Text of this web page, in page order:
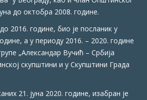
до октобра 2008. године.
2016. године, био је посланик у
а у периоду 2016. – 2020. године
„Александар Вучић – Србија
скупштини и у Скупштини Града
21. јуна 2020. године, изабран је